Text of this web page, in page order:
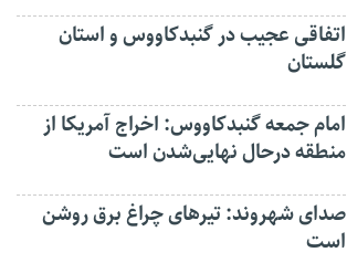
اتفاقی عجیب در‌ گنبدکاووس و استان
گلستان
امام جمعه گنبدکاووس: اخراج آمریکا از
منطقه درحال نهایی‌شدن است
صدای شهروند: تیرهای چراغ برق روشن
است